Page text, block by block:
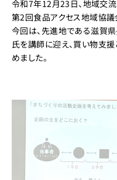
令和7年12月23日、地域交流
第2回食品アクセス地域協議
今回は、先進地である滋賀
氏を講師に迎え、買い物支
めました。